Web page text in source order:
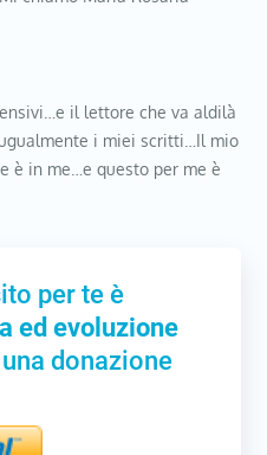
il lettore che va aldilà
i miei scritti…Il mio
è in me…e questo per me è
per te è
ed evoluzione
donazione